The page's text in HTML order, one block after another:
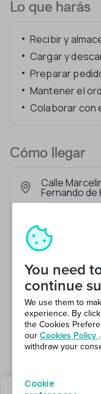
Lo que harás
Recibir y
Cargar y
Preparar
Mantener el
Colaborar con
Cómo llegar
Calle
Fernando de
You need
continue
We use them to
experience. By
the Cookies
our Cookies Policy
withdraw your
Cookie